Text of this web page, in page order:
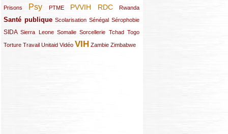
Prisons
(22/289) Psy
(119/289) PTME
(12/289) PVVIH
(111/289) RDC
(104/289) Rwanda
(23/289)
Santé publique
(59/289) Scolarisation
(9/289) Sénégal
(13/289) Sérophobie
(19/289)
SIDA
(29/289)Sierra Leone
(13/289) Somalie
(12/289) Sorcellerie
(19/289) Tchad
(10/289) Togo
(15/289)
Torture
(17/289)Travail
(21/289) Unitaid
(26/289) Vidéo
(23/289) VIH
(154/289) Zambie
(12/289) Zimbabwe
(21/289)